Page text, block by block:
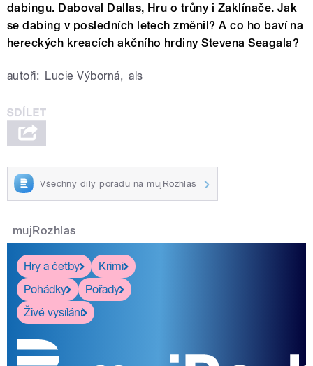
dabingu. Daboval Dallas, Hru o trůny i Zaklínače. Jak
se dabing v posledních letech změnil? A co ho baví na
hereckých kreacích akčního hrdiny Stevena Seagala?
autoři: Lucie Výborná, als
Všechny díly pořadu na mujRozhlas
mujRozhlas
Hry a četby
Krimi
Pohádky
Pořady
Živé vysílání